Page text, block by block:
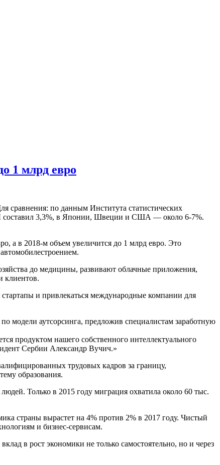
1 млрд евро
сравнения: по данным Института статистических
составил 3,3%, в Японии, Швеции и США — около 6-7%.
а в 2018-м объем увеличится до 1 млрд евро. Это
до медицины, развивают облачные приложения,
клиентов.
и привлекаться международные компании для
модели аутсорсинга, предложив специалистам заработную
продуктом нашего собственного интеллектуального
Сербии Александр Вучич.»
трудовых кадров за границу,
образования.
Только в 2015 году миграция охватила около 60 тыс.
страны вырастет на 4% против 2% в 2017 году. Чистый
и бизнес-сервисам.
в рост экономики не только самостоятельно, но и через